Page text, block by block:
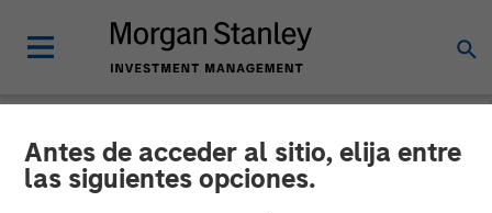
Antes de acceder al sitio, elija entre
las siguientes opciones.
INSIGHTS